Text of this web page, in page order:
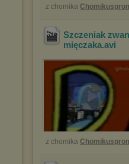
z chomika
Szczeniak
mięczaka.avi
z chomika